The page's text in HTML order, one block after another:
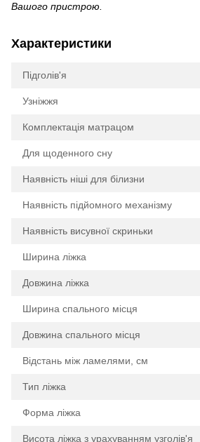
Вашого пристрою.
Характеристики
Підголів'я
Узніжжя
Комплектація матрацом
Для щоденного сну
Наявність ніші для білизни
Наявність підйомного механізму
Наявність висувної скриньки
Ширина ліжка
Довжина ліжка
Ширина спального місця
Довжина спального місця
Відстань між ламелями, см
Тип ліжка
Форма ліжка
Висота ліжка з урахуванням узголів'я